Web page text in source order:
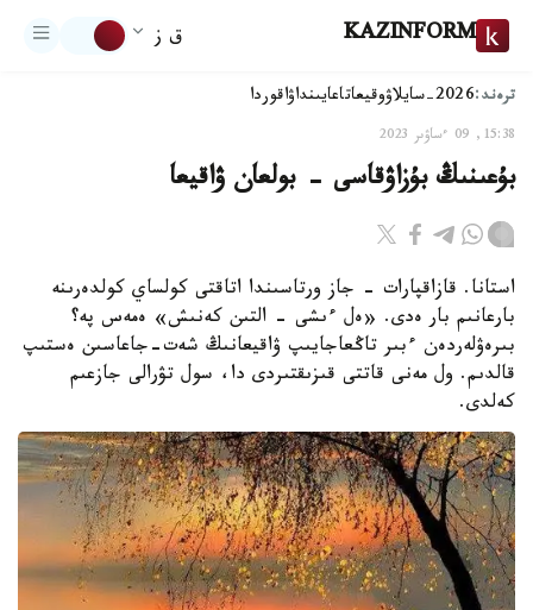
KAZINFORM ق ز
ترەند:2026-سايلاۋ وقيعاتاعايىنداۋاقوردا
15:38, 09 ءساۋىر 2023
بۇعىنىڭ بۇزاۋقاسى - بولعان ۋاقيعا
استانا. قازاقپارات - جاز ورتاسىندا اتاقتى كولساي كولدەرىنە
بارعانىم بار ەدى. «ەل ءىشى - التىن كەنىش» ەمەس پە؟
بىرەۋلەردەن ءبىر تاڭعاجايىپ ۋاقيعانىڭ شەت-جاعاسىن ەستىپ
قالدىم. ول مەنى قاتتى قىزىقتىردى دا، سول تۋرالى جازعىم
كەلدى.